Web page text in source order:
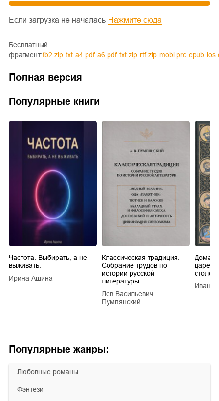
Популярные жанры:
любовные романы
фэнтези
Если загрузка не началась Нажмите сюда
Бесплатный
фрагмент:fb2.zip txt a4.pdf a6.pdf txt.zip rtf.zip mobi.prc epub
Полная версия
Популярные книги
Частота. Выбирать, а не
выживать.
Ирина Ашина
Классическая традиция.
Собрание трудов по
истории русской
литературы
Лев Васильевич
Пумпянский
царей
Иван